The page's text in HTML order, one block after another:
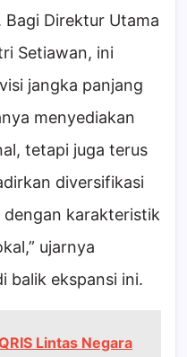
Direktur Utama
Setiawan, ini
jangka panjang
menyediakan
tetapi juga terus
diversifikasi
karakteristik
ujarnya
balik ekspansi ini.
Lintas Negara